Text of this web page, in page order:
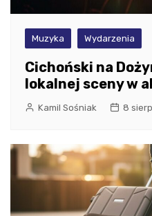
Muzyka Wydarzenia
Cichoński na
lokalnej sceny w
Kamil Sośniak 8